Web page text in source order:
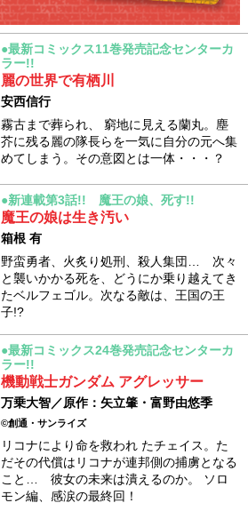
●最新コミックス11巻発売記念センターカ
ラー!!
麗の世界で有栖川
安西信行
霧古まで葬られ、 窮地に見える蘭丸。塵
芥に残る麗の隊長らを一気に自分の元へ集
めてしまう。その意図とは一体・・・？
●新連載第3話!! 魔王の娘、死す!!
魔王の娘は生き汚い
箱根 有
野蛮勇者、火炙り処刑、殺人集団… 次々
と襲いかかる死を、どうにか乗り越えてき
たベルフェゴル。次なる敵は、王国の王
子!?
●最新コミックス24巻発売記念センターカ
ラー!!
機動戦士ガンダム アグレッサー
万乗大智／原作：矢立肇・富野由悠季
©創通・サンライズ
リコナにより命を救われ たチェイス。た
だその代償はリコナが連邦側の捕虜となる
こと… 彼女の未来は潰えるのか。 ソロ
モン編、感涙の最終回！